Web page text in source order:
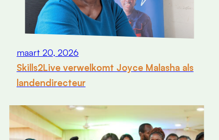
maart 20, 2026
Skills2Live verwelkomt Joyce Malasha als
landendirecteur